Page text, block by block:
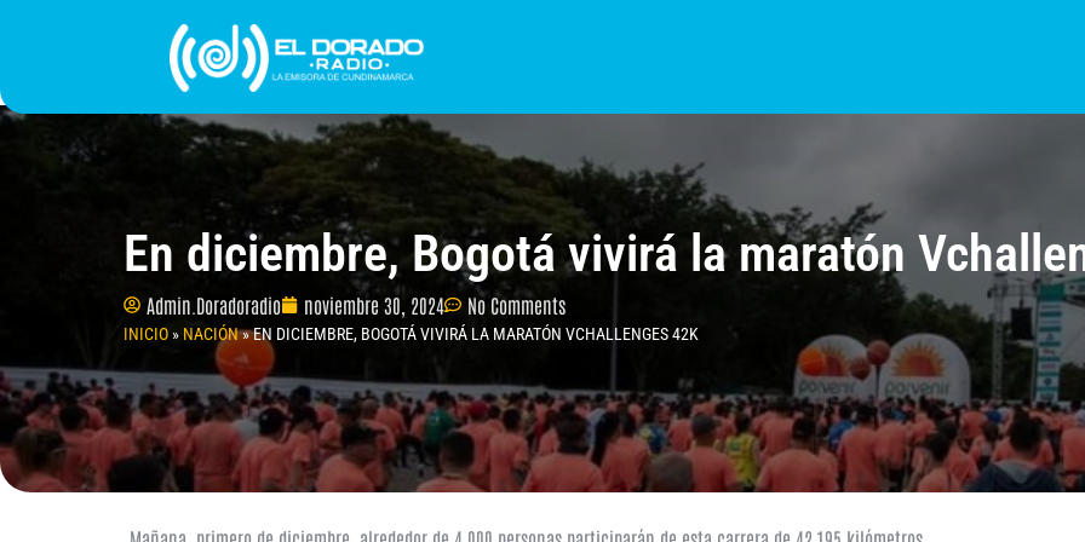
INICIO PROGRAMACIÓN ¿QUIÉNES SOMOS?
En diciembre, Bogotá vivirá la maratón
Admin.Doradoradio noviembre 30, 2024 No Comments
INICIO» NACIÓN»EN DICIEMBRE, BOGOTÁ VIVIRÁ LA MARATÓN VCHALLENGES 42K